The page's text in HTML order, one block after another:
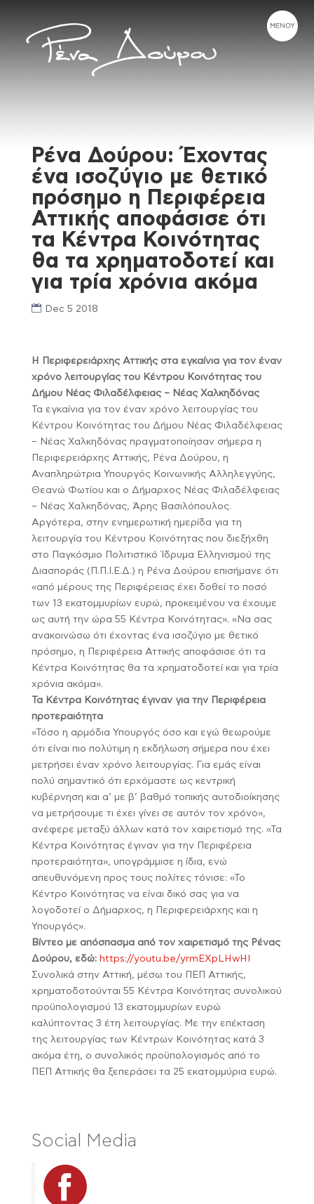
Ρένα Δούρου: Έχοντας
ένα ισοζύγιο με θετικό
πρόσημο η Περιφέρεια
Αττικής αποφάσισε ότι
τα Κέντρα Κοινότητας
θα τα χρηματοδοτεί και
για τρία χρόνια ακόμα
Dec 5 2018
Η Περιφερειάρχης Αττικής στα εγκαίνια για τον έναν
χρόνο λειτουργίας του Κέντρου Κοινότητας του
Δήμου Νέας Φιλαδέλφειας – Νέας Χαλκηδόνας
Τα εγκαίνια για τον έναν χρόνο λειτουργίας του
Κέντρου Κοινότητας του Δήμου Νέας Φιλαδέλφειας
– Νέας Χαλκηδόνας πραγματοποίησαν σήμερα η
Περιφερειάρχης Αττικής, Ρένα Δούρου, η
Αναπληρώτρια Υπουργός Κοινωνικής Αλληλεγγύης,
Θεανώ Φωτίου και ο Δήμαρχος Νέας Φιλαδέλφειας
– Νέας Χαλκηδόνας, Άρης Βασιλόπουλος.
Αργότερα, στην ενημερωτική ημερίδα για τη
λειτουργία του Κέντρου Κοινότητας που διεξήχθη
στο Παγκόσμιο Πολιτιστικό Ίδρυμα Ελληνισμού της
Διασποράς (Π.Π.Ι.Ε.Δ.) η Ρένα Δούρου επισήμανε ότι
«από μέρους της Περιφέρειας έχει δοθεί το ποσό
των 13 εκατομμυρίων ευρώ, προκειμένου να έχουμε
ως αυτή την ώρα 55 Κέντρα Κοινότητας». «Να σας
ανακοινώσω ότι έχοντας ένα ισοζύγιο με θετικό
πρόσημο, η Περιφέρεια Αττικής αποφάσισε ότι τα
Κέντρα Κοινότητας θα τα χρηματοδοτεί και για τρία
χρόνια ακόμα».
Τα Κέντρα Κοινότητας έγιναν για την Περιφέρεια
προτεραιότητα
«Τόσο η αρμόδια Υπουργός όσο και εγώ θεωρούμε
ότι είναι πιο πολύτιμη η εκδήλωση σήμερα που έχει
μετρήσει έναν χρόνο λειτουργίας. Για εμάς είναι
πολύ σημαντικό ότι ερχόμαστε ως κεντρική
κυβέρνηση και α’ με β’ βαθμό τοπικής αυτοδιοίκησης
να μετρήσουμε τι έχει γίνει σε αυτόν τον χρόνο»,
ανέφερε μεταξύ άλλων κατά τον χαιρετισμό της. «Τα
Κέντρα Κοινότητας έγιναν για την Περιφέρεια
προτεραιότητα», υπογράμμισε η ίδια, ενώ
απευθυνόμενη προς τους πολίτες τόνισε: «Το
Κέντρο Κοινότητας να είναι δικό σας για να
λογοδοτεί ο Δήμαρχος, η Περιφερειάρχης και η
Υπουργός».
Βίντεο με απόσπασμα από τον χαιρετισμό της Ρένας
Δούρου, εδώ: https://youtu.be/yrmEXpLHwHI
Συνολικά στην Αττική, μέσω του ΠΕΠ Αττικής,
χρηματοδοτούνται 55 Κέντρα Κοινότητας συνολικού
προϋπολογισμού 13 εκατομμυρίων ευρώ
καλύπτοντας 3 έτη λειτουργίας. Με την επέκταση
της λειτουργίας των Κέντρων Κοινότητας κατά 3
ακόμα έτη, ο συνολικός προϋπολογισμός από το
ΠΕΠ Αττικής θα ξεπεράσει τα 25 εκατομμύρια ευρώ.
Social Media